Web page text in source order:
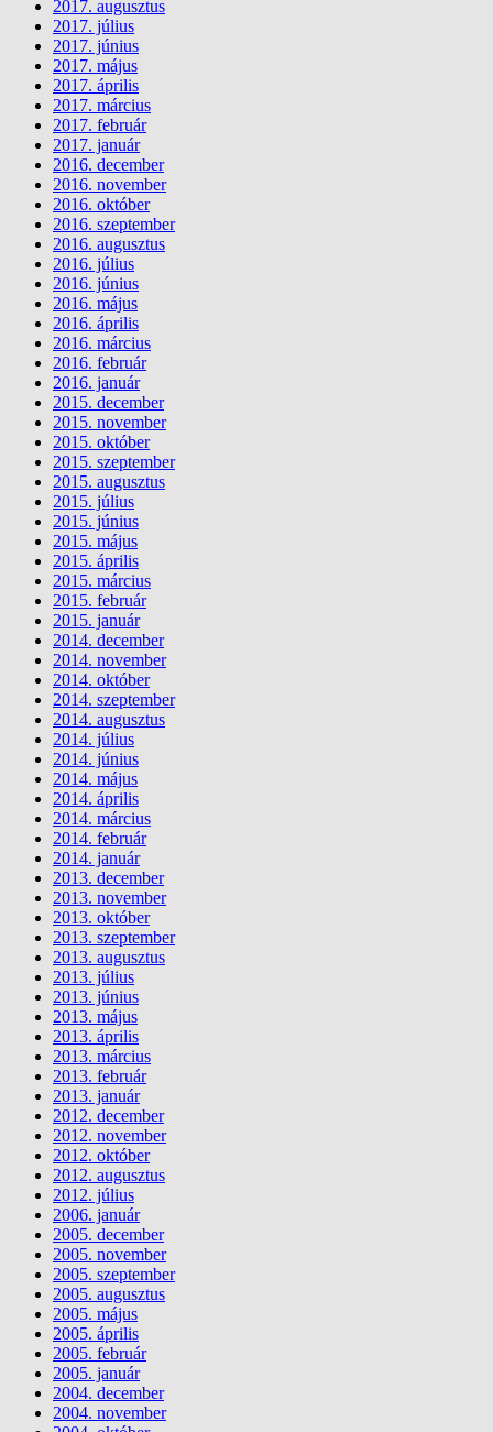
2017. augusztus
2017. július
2017. június
2017. május
2017. április
2017. március
2017. február
2017. január
2016. december
2016. november
2016. október
2016. szeptember
2016. augusztus
2016. július
2016. június
2016. május
2016. április
2016. március
2016. február
2016. január
2015. december
2015. november
2015. október
2015. szeptember
2015. augusztus
2015. július
2015. június
2015. május
2015. április
2015. március
2015. február
2015. január
2014. december
2014. november
2014. október
2014. szeptember
2014. augusztus
2014. július
2014. június
2014. május
2014. április
2014. március
2014. február
2014. január
2013. december
2013. november
2013. október
2013. szeptember
2013. augusztus
2013. július
2013. június
2013. május
2013. április
2013. március
2013. február
2013. január
2012. december
2012. november
2012. október
2012. augusztus
2012. július
2006. január
2005. december
2005. november
2005. szeptember
2005. augusztus
2005. május
2005. április
2005. február
2005. január
2004. december
2004. november